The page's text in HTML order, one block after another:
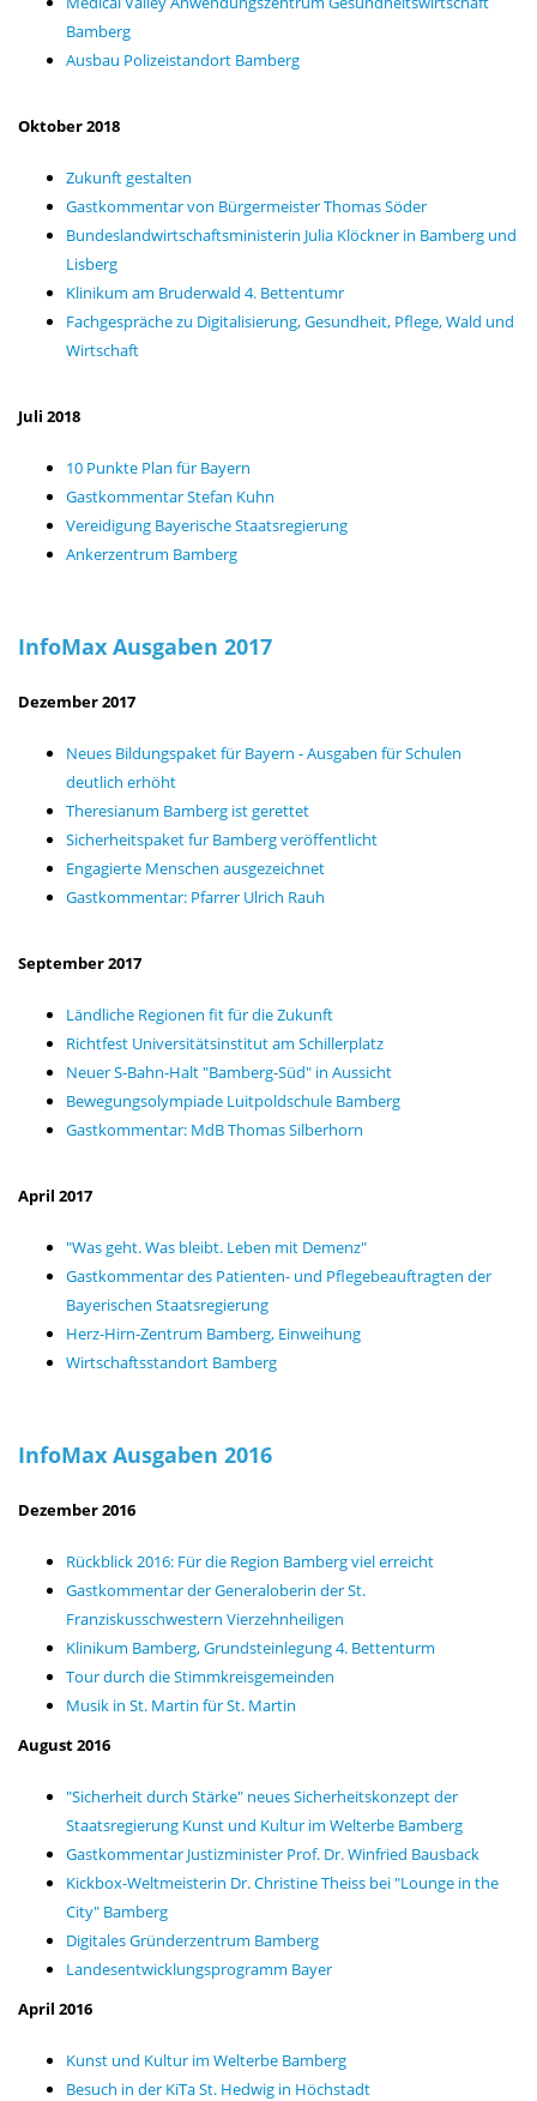
Bamberg
Ausbau Polizeistandort Bamberg
Oktober 2018
Zukunft gestalten
Gastkommentar von Bürgermeister Thomas Söder
Bundeslandwirtschaftsministerin Julia Klöckner in Bamberg und
Lisberg
Klinikum am Bruderwald 4. Bettentumr
Fachgespräche zu Digitalisierung, Gesundheit, Pflege, Wald und
Wirtschaft
Juli 2018
10 Punkte Plan für Bayern
Gastkommentar Stefan Kuhn
Vereidigung Bayerische Staatsregierung
Ankerzentrum Bamberg
InfoMax Ausgaben 2017
Dezember 2017
Neues Bildungspaket für Bayern - Ausgaben für Schulen
deutlich erhöht
Theresianum Bamberg ist gerettet
Sicherheitspaket fur Bamberg veröffentlicht
Engagierte Menschen ausgezeichnet
Gastkommentar: Pfarrer Ulrich Rauh
September 2017
Ländliche Regionen fit für die Zukunft
Richtfest Universitätsinstitut am Schillerplatz
Neuer S-Bahn-Halt "Bamberg-Süd" in Aussicht
Bewegungsolympiade Luitpoldschule Bamberg
Gastkommentar: MdB Thomas Silberhorn
April 2017
"Was geht. Was bleibt. Leben mit Demenz"
Gastkommentar des Patienten- und Pflegebeauftragten der
Bayerischen Staatsregierung
Herz-Hirn-Zentrum Bamberg, Einweihung
Wirtschaftsstandort Bamberg
InfoMax Ausgaben 2016
Dezember 2016
Rückblick 2016: Für die Region Bamberg viel erreicht
Gastkommentar der Generaloberin der St.
Franziskusschwestern Vierzehnheiligen
Klinikum Bamberg, Grundsteinlegung 4. Bettenturm
Tour durch die Stimmkreisgemeinden
Musik in St. Martin für St. Martin
August 2016
"Sicherheit durch Stärke" neues Sicherheitskonzept der
Staatsregierung Kunst und Kultur im Welterbe Bamberg
Gastkommentar Justizminister Prof. Dr. Winfried Bausback
Kickbox-Weltmeisterin Dr. Christine Theiss bei "Lounge in the
City" Bamberg
Digitales Gründerzentrum Bamberg
Landesentwicklungsprogramm Bayer
April 2016
Kunst und Kultur im Welterbe Bamberg
Besuch in der KiTa St. Hedwig in Höchstadt